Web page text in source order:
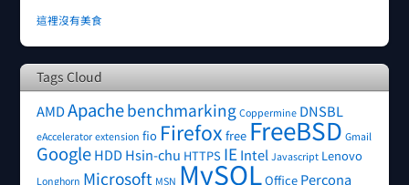
這裡沒有美食
Tags Cloud
AMDApachebenchmarking Coppermine DNSBL
eAccelerator extension fio Firefox free FreeBSD Gmail
GoogleHDDHsin-chu HTTPS IE Intel Javascript Lenovo
Longhorn Microsoft MSN MySQLOffice Percona